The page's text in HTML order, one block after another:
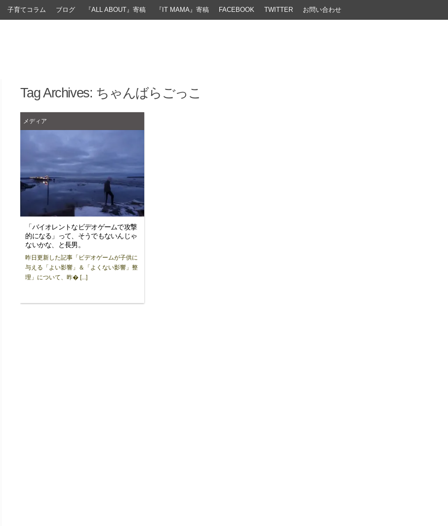
子育てコラム ブログ 『ALL ABOUT』寄稿 『IT MAMA』寄稿 FACEBOOK TWITTER お問い合わせ
Tag Archives: ちゃんばらごっこ
メディア
「バイオレントなビデオゲームで攻撃
的になる」って、そうでもないんじゃ
ないかな、と長男。
昨日更新した記事「ビデオゲームが子供に
与える「よい影響」＆「よくない影響」整
理」について、昨� [...]